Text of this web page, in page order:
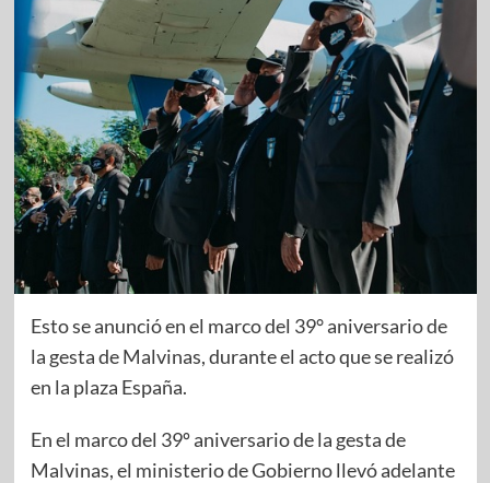
Esto se anunció en el marco del 39° aniversario de
la gesta de Malvinas, durante el acto que se realizó
en la plaza España.
En el marco del 39º aniversario de la gesta de
Malvinas, el ministerio de Gobierno llevó adelante